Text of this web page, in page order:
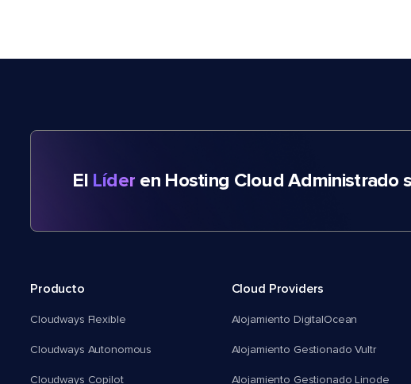
El Líder en Hosting Cloud Administrado
Producto
Cloudways Flexible
Cloudways Autonomous
Cloudways Copilot
Cloud Providers
Alojamiento DigitalOcean
Alojamiento Gestionado Vultr
Alojamiento Gestionado Linode